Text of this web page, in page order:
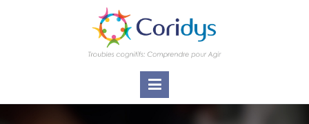
ASSOCIATION CORIDYS – Troubles
CORIDYS, association loi 1901, 4 pôles
d'actions Information Accompagnement
Innovation/E­xpertise Formations autour des